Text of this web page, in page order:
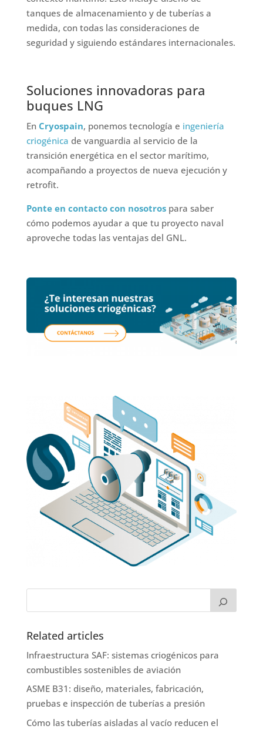
tanques de almacenamiento y de tuberías a
medida, con todas las consideraciones de
seguridad y siguiendo estándares internacionales.
Soluciones innovadoras para
buques LNG
En Cryospain, ponemos tecnología e ingeniería
criogénica de vanguardia al servicio de la
transición energética en el sector marítimo,
acompañando a proyectos de nueva ejecución y
retrofit.
Ponte en contacto con nosotrospara saber
cómo podemos ayudar a que tu proyecto naval
aproveche todas las ventajas del GNL.
Related articles
Infraestructura SAF: sistemas criogénicos para
combustibles sostenibles de aviación
ASME B31: diseño, materiales, fabricación,
pruebas e inspección de tuberías a presión
Cómo las tuberías aisladas al vacío reducen el